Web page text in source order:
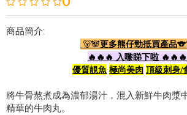
商品簡介:
🐻🐼更多熊仔勁抵買產品
🔥🔥🔥 入嚟睇下啦 🔥🔥🔥
優質靚魚 極尚美肉 頂級刺身/
將牛骨熬煮成為濃郁湯汁，混入新鮮牛肉漿
精華的牛肉丸。